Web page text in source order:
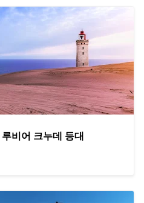
비어 크누데 등대